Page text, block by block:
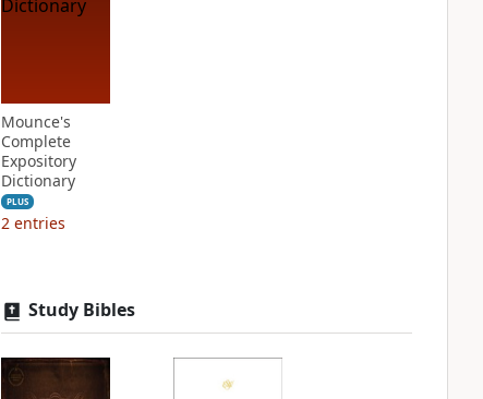
Mounce's
Complete
Expository
Dictionary
PLUS
2 entries
Study Bibles